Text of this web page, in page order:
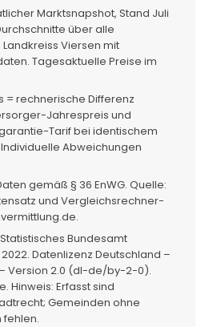
Marktsnapshot, Stand Juli
über alle
Viersen mit
Tagesaktuelle Preise im
= rechnerische Differenz
Jahrespreis und
Tarif bei identischem
Abweichungen
gemäß § 36 EnWG. Quelle:
und Vergleichsrechner-
Bundesamt
Datenlizenz Deutschland –
Version 2.0 (dl-de/by-2-0).
Hinweis: Erfasst sind
Gemeinden ohne
fehlen.